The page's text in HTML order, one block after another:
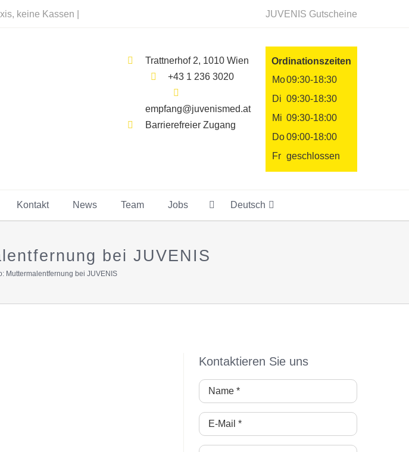
keine Kassen | JUVENIS Gutscheine
Ordinationszeiten
Mo09:30-18:30
Di 09:30-18:30
Mi 09:30-18:00
Do09:00-18:00
Fr geschlossen
Trattnerhof 2, 1010 Wien
+43 1 236 3020
empfang@juvenismed.at
Barrierefreier Zugang
Kontakt News Team Jobs Deutsch
bei JUVENIS
Muttermalentfernung bei JUVENIS
Kontaktieren Sie uns